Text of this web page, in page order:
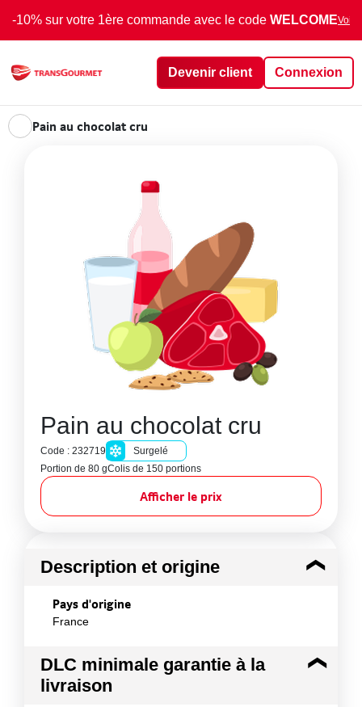
-10% sur votre 1ère commande avec le code WELCOMEVoir
Devenir client Connexion
Pain au chocolat cru
Pain au chocolat cru
Code : 232719
Surgelé
Portion de 80 gColis de 150 portions
Afficher le prix
Description et origine
Pays d'origine
France
DLC minimale garantie à la
livraison